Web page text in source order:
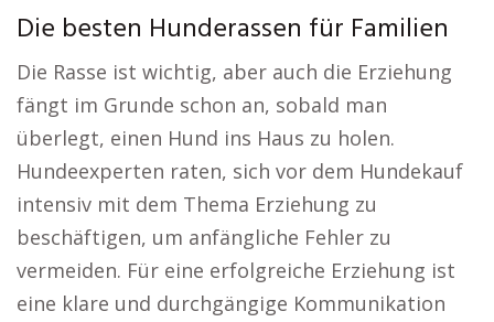
Die besten Hunderassen für Familien
Die Rasse ist wichtig, aber auch die Erziehung
fängt im Grunde schon an, sobald man
überlegt, einen Hund ins Haus zu holen.
Hundeexperten raten, sich vor dem Hundekauf
intensiv mit dem Thema Erziehung zu
beschäftigen, um anfängliche Fehler zu
vermeiden. Für eine erfolgreiche Erziehung ist
eine klare und durchgängige Kommunikation